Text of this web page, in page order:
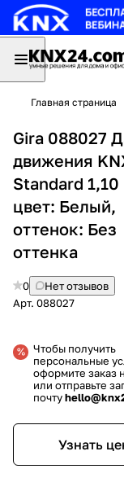
Главная страница
Gira 088027
движения
Standard 1,10
цвет: Белый,
оттенок: Без
оттенка
0
Нет отзывов
Арт. 088027
Чтобы получить
персональные
оформите заказ
или отправьте
почту
Узнать